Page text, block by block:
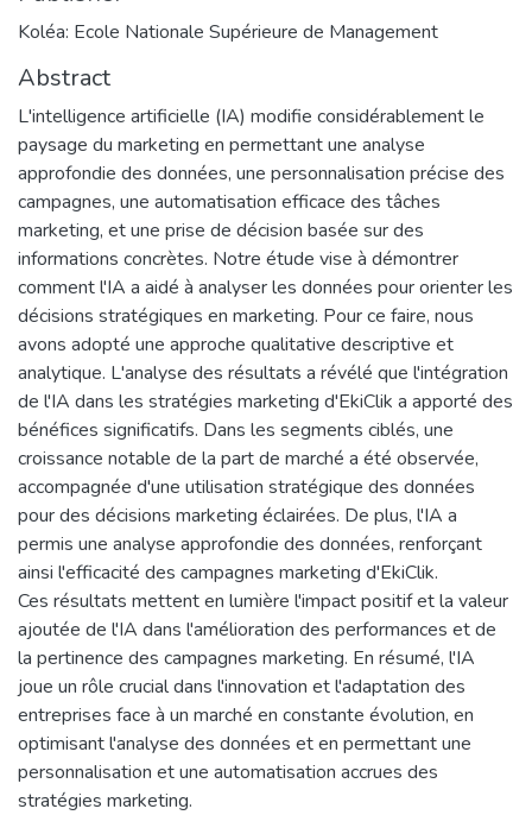
Koléa: Ecole Nationale Supérieure de Management
Abstract
L'intelligence artificielle (IA) modifie considérablement le
paysage du marketing en permettant une analyse
approfondie des données, une personnalisation précise des
campagnes, une automatisation efficace des tâches
marketing, et une prise de décision basée sur des
informations concrètes. Notre étude vise à démontrer
comment l'IA a aidé à analyser les données pour orienter les
décisions stratégiques en marketing. Pour ce faire, nous
avons adopté une approche qualitative descriptive et
analytique. L'analyse des résultats a révélé que l'intégration
de l'IA dans les stratégies marketing d'EkiClik a apporté des
bénéfices significatifs. Dans les segments ciblés, une
croissance notable de la part de marché a été observée,
accompagnée d'une utilisation stratégique des données
pour des décisions marketing éclairées. De plus, l'IA a
permis une analyse approfondie des données, renforçant
ainsi l'efficacité des campagnes marketing d'EkiClik.
Ces résultats mettent en lumière l'impact positif et la valeur
ajoutée de l'IA dans l'amélioration des performances et de
la pertinence des campagnes marketing. En résumé, l'IA
joue un rôle crucial dans l'innovation et l'adaptation des
entreprises face à un marché en constante évolution, en
optimisant l'analyse des données et en permettant une
personnalisation et une automatisation accrues des
stratégies marketing.